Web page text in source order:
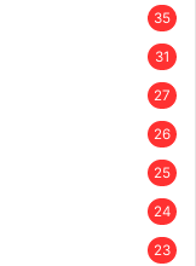
35
31
27
26
25
24
23